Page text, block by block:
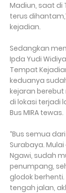
Madiun, saat di
terus
kejadian.
Sedangkan
Ipda Yudi
Tempat
keduanya
kejaran
di lokasi terjadi
Bus MIRA tewas.
“Bus semua
Surabaya.
Ngawi, sudah
penumpang,
glodok
tengah jalan,